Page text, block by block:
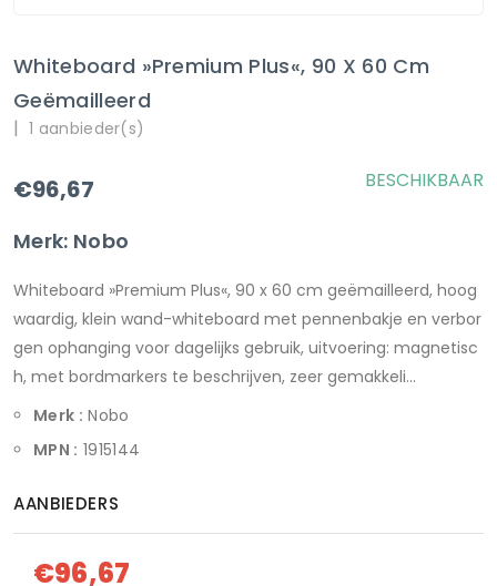
Whiteboard »Premium Plus«, 90 X 60 Cm
Geëmailleerd
| 1 aanbieder(s)
€96,67
Merk: Nobo
BESCHIKBAAR
Whiteboard »Premium Plus«, 90 x 60 cm geëmailleerd, hoog
waardig, klein wand-whiteboard met pennenbakje en verbor
gen ophanging voor dagelijks gebruik, uitvoering: magnetisc
h, met bordmarkers te beschrijven, zeer gemakkeli...
Merk : Nobo
MPN : 1915144
AANBIEDERS
€96,67